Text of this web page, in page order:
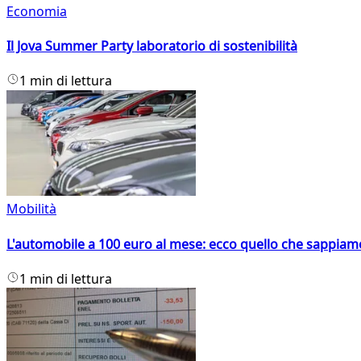
Economia
Il Jova Summer Party laboratorio di sostenibilità
1 min di lettura
Mobilità
L'automobile a 100 euro al mese: ecco quello che
1 min di lettura